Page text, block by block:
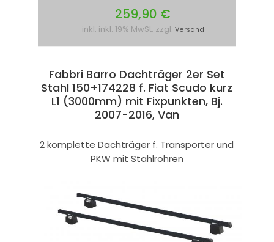
259,90 €
inkl. inkl. 19% MwSt. zzgl. Versand
Fabbri Barro Dachträger 2er Set
Stahl 150+174228 f. Fiat Scudo kurz
L1 (3000mm) mit Fixpunkten, Bj.
2007-2016, Van
2 komplette Dachträger f. Transporter und
PKW mit Stahlrohren